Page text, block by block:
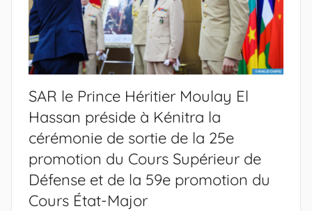
SAR le Prince Héritier Moulay El
Hassan préside à Kénitra la
cérémonie de sortie de la 25e
promotion du Cours Supérieur de
Défense et de la 59e promotion du
Cours État-Major